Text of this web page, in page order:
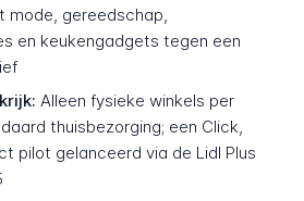
mode, gereedschap,
en keukengadgets tegen een
Alleen fysieke winkels per
thuisbezorging; een Click,
pilot gelanceerd via de Lidl Plus